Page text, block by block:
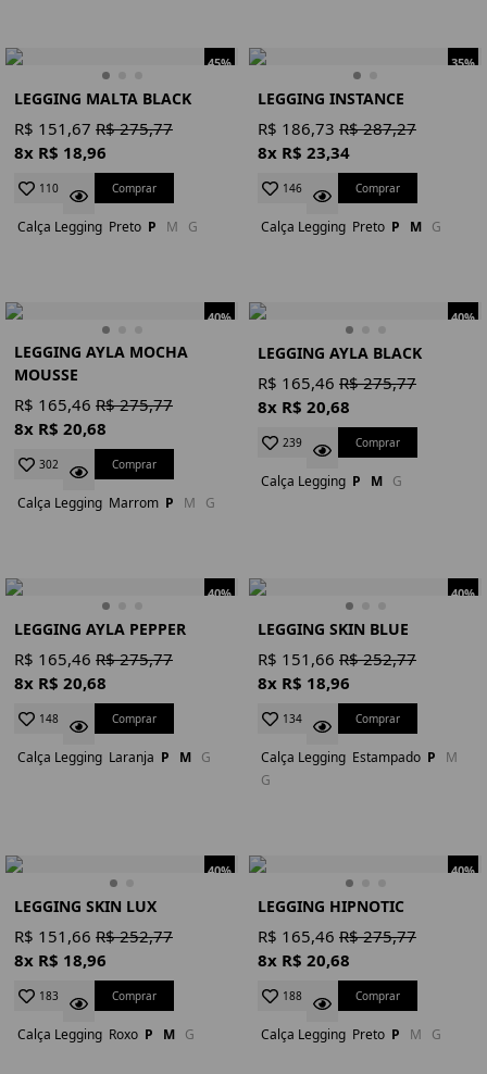
45%
LEGGING MALTA BLACK
R$ 151,67 R$ 275,77
8x R$ 18,96
110 Comprar
Calça Legging Preto P M G
35%
LEGGING INSTANCE
R$ 186,73 R$ 287,27
8x R$ 23,34
146 Comprar
Calça Legging Preto P M G
40%
LEGGING AYLA MOCHA
MOUSSE
R$ 165,46 R$ 275,77
8x R$ 20,68
302 Comprar
Calça Legging Marrom P M G
40%
LEGGING AYLA BLACK
R$ 165,46 R$ 275,77
8x R$ 20,68
239 Comprar
Calça Legging P M G
40%
LEGGING AYLA PEPPER
R$ 165,46 R$ 275,77
8x R$ 20,68
148 Comprar
Calça Legging Laranja P M G
40%
LEGGING SKIN BLUE
R$ 151,66 R$ 252,77
8x R$ 18,96
134 Comprar
Calça Legging Estampado P
M
G
40%
LEGGING SKIN LUX
R$ 151,66 R$ 252,77
8x R$ 18,96
183 Comprar
Calça Legging Roxo P M G
40%
LEGGING HIPNOTIC
R$ 165,46 R$ 275,77
8x R$ 20,68
188 Comprar
Calça Legging Preto P M G